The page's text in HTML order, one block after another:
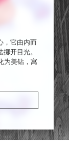
，它由内而
开目光。
为美钻，寓